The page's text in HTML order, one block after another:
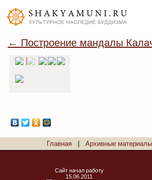
← Построение мандалы
Главная Архивные материалы
Сайт начал работу
15.06.2011